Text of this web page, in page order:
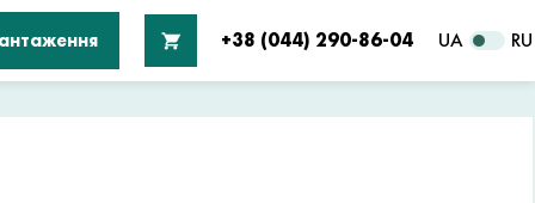
+38 (044) 290-86-04 UA RU